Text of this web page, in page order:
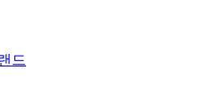
드